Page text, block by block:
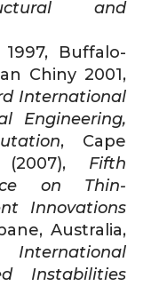
and
Buffalo-
Chiny 2001,
International
Engineering,
, Cape
Fifth
on Thin-
Innovations
Australia,
Instabilities